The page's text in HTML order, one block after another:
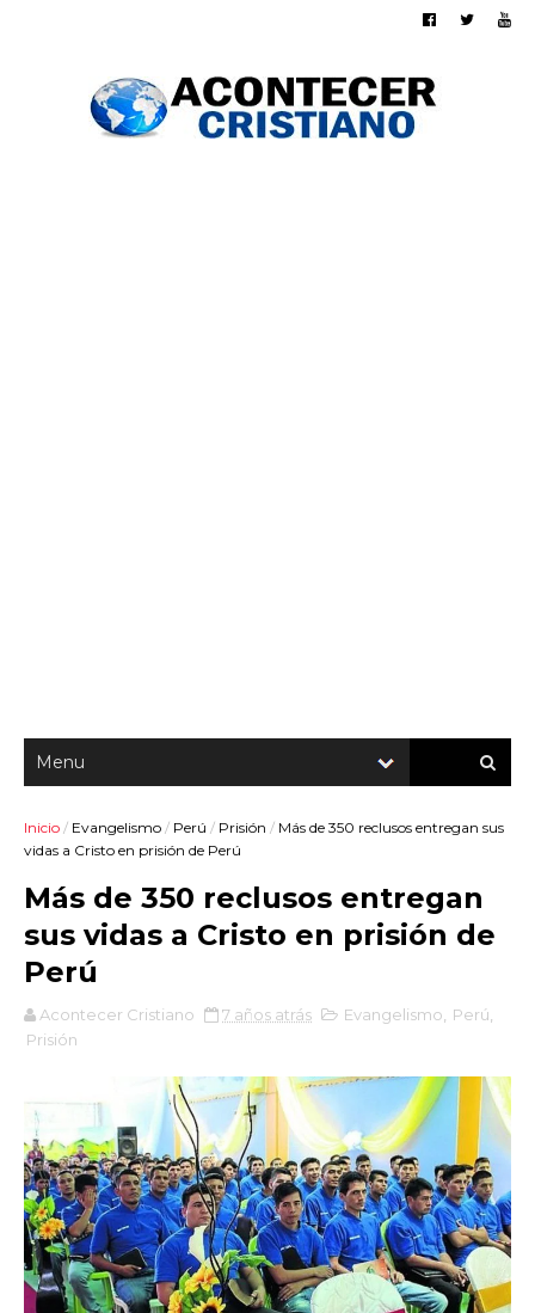
Inicio / Evangelismo / Perú / Prisión / Más de 350 reclusos entregan sus
vidas a Cristo en prisión de Perú
Más de 350 reclusos entregan
sus vidas a Cristo en prisión de
Perú
Acontecer Cristiano 7 años atrás Evangelismo Perú
Prisión